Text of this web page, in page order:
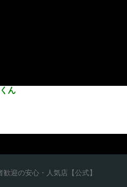
ん
迎の安心・人気店【公式】